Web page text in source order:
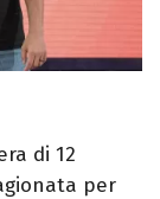
di 12
per